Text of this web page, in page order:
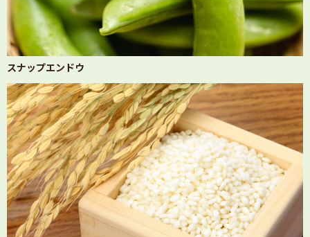
スナップエンドウ